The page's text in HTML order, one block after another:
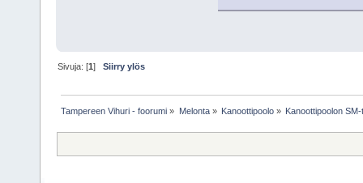
Sivuja: [1]Siirry ylös
Tampereen Vihuri - foorumi » Melonta» Kanoottipoolo» Kanoottipoolon